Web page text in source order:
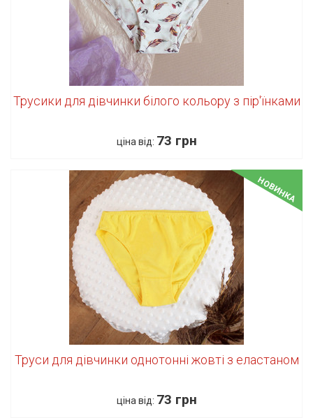
Трусики для дівчинки білого кольору з пір'їнками
ціна від: 73 грн
НОВИНКА
Труси для дівчинки однотонні жовті з еластаном
ціна від: 73 грн